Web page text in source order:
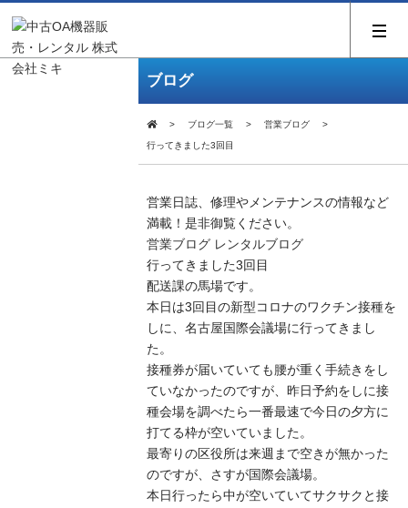
ブログ
ブログ一覧 営業ブログ
行ってきました3回目
営業日誌、修理やメンテナンスの情報など
満載！是非御覧ください。
営業ブログ レンタルブログ
行ってきました3回目
配送課の馬場です。
本日は3回目の新型コロナのワクチン接種を
しに、名古屋国際会議場に行ってきまし
た。
接種券が届いていても腰が重く手続きをし
ていなかったのですが、昨日予約をしに接
種会場を調べたら一番最速で今日の夕方に
打てる枠が空いていました。
最寄りの区役所は来週まで空きが無かった
のですが、さすが国際会議場。
本日行ったら中が空いていてサクサクと接